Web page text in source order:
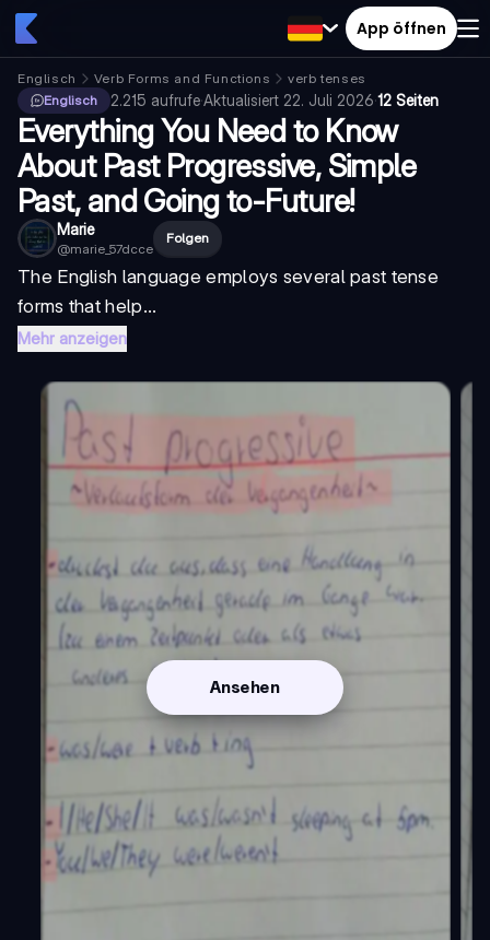
App öffnen
Englisch Verb Forms and Functions
verb tenses
Englisch
2.215 aufrufe·Aktualisiert 22. Juli 2026·12 Seiten
Everything You Need to Know
About Past Progressive, Simple
Past, and Going to-Future!
Marie
@marie_57dcce
Folgen
The English language employs several past tense
forms that help...
Mehr anzeigen
Ansehen